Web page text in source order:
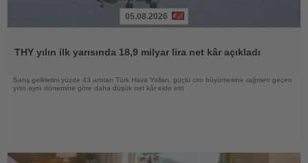
05.08.2026
THY yılın ilk yarısında 18,9 milyar lira net kâr açıkladı
Satış gelirlerini yüzde 43 artıran Türk Hava Yolları, güçlü ciro büyümesine rağmen geçen
yılın aynı dönemine göre daha düşük net kâr elde etti